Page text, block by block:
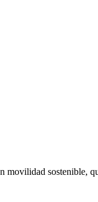
sostenible,